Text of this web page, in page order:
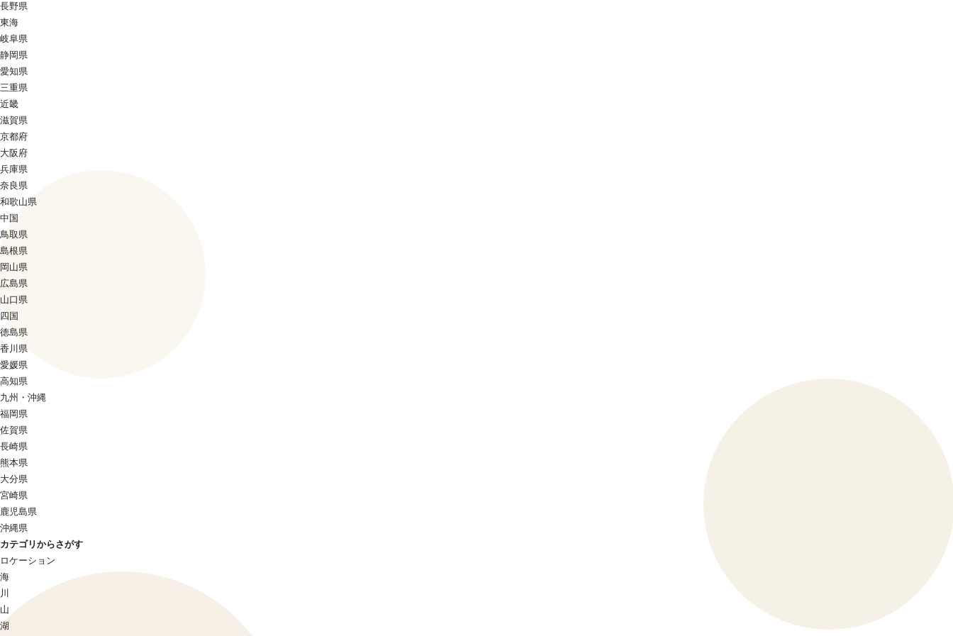
長野県
東海
岐阜県
静岡県
愛知県
三重県
近畿
滋賀県
京都府
大阪府
兵庫県
奈良県
和歌山県
中国
鳥取県
島根県
岡山県
広島県
山口県
四国
徳島県
香川県
愛媛県
高知県
九州・沖縄
福岡県
佐賀県
長崎県
熊本県
大分県
宮崎県
鹿児島県
沖縄県
カテゴリからさがす
ロケーション
海
川
山
湖